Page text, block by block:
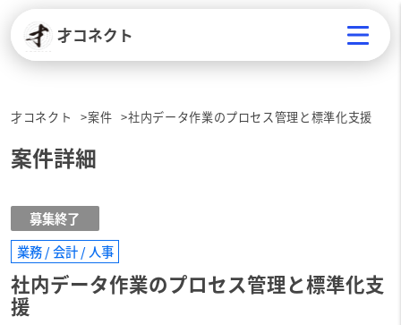
才コネクト
才コネクト 案件 社内データ作業のプロセス管理と標準化支援
案件詳細
募集終了
業務 / 会計 / 人事
社内データ作業のプロセス管理と標準化支
援